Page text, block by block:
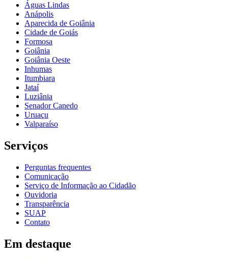
Águas Lindas
Anápolis
Aparecida de Goiânia
Cidade de Goiás
Formosa
Goiânia
Goiânia Oeste
Inhumas
Itumbiara
Jataí
Luziânia
Senador Canedo
Uruaçu
Valparaíso
Serviços
Perguntas frequentes
Comunicação
Serviço de Informação ao Cidadão
Ouvidoria
Transparência
SUAP
Contato
Em destaque